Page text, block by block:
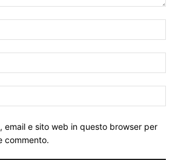
email e sito web in questo browser per
commento.